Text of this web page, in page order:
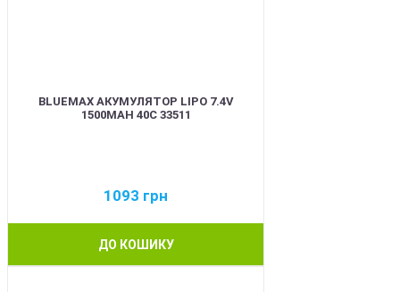
BLUEMAX АКУМУЛЯТОР LIPO 7.4V
1500MAH 40C 33511
1093 грн
ДО КОШИКУ